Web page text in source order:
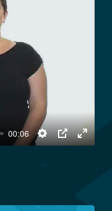
00:06
Settings
PIP
Enter